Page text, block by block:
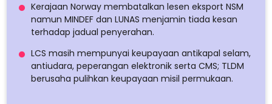
Kerajaan Norway membatalkan lesen eksport NSM
namun MINDEF dan LUNAS menjamin tiada kesan
terhadap jadual penyerahan.
LCS masih mempunyai keupayaan antikapal selam,
antiudara, peperangan elektronik serta CMS; TLDM
berusaha pulihkan keupayaan misil permukaan.